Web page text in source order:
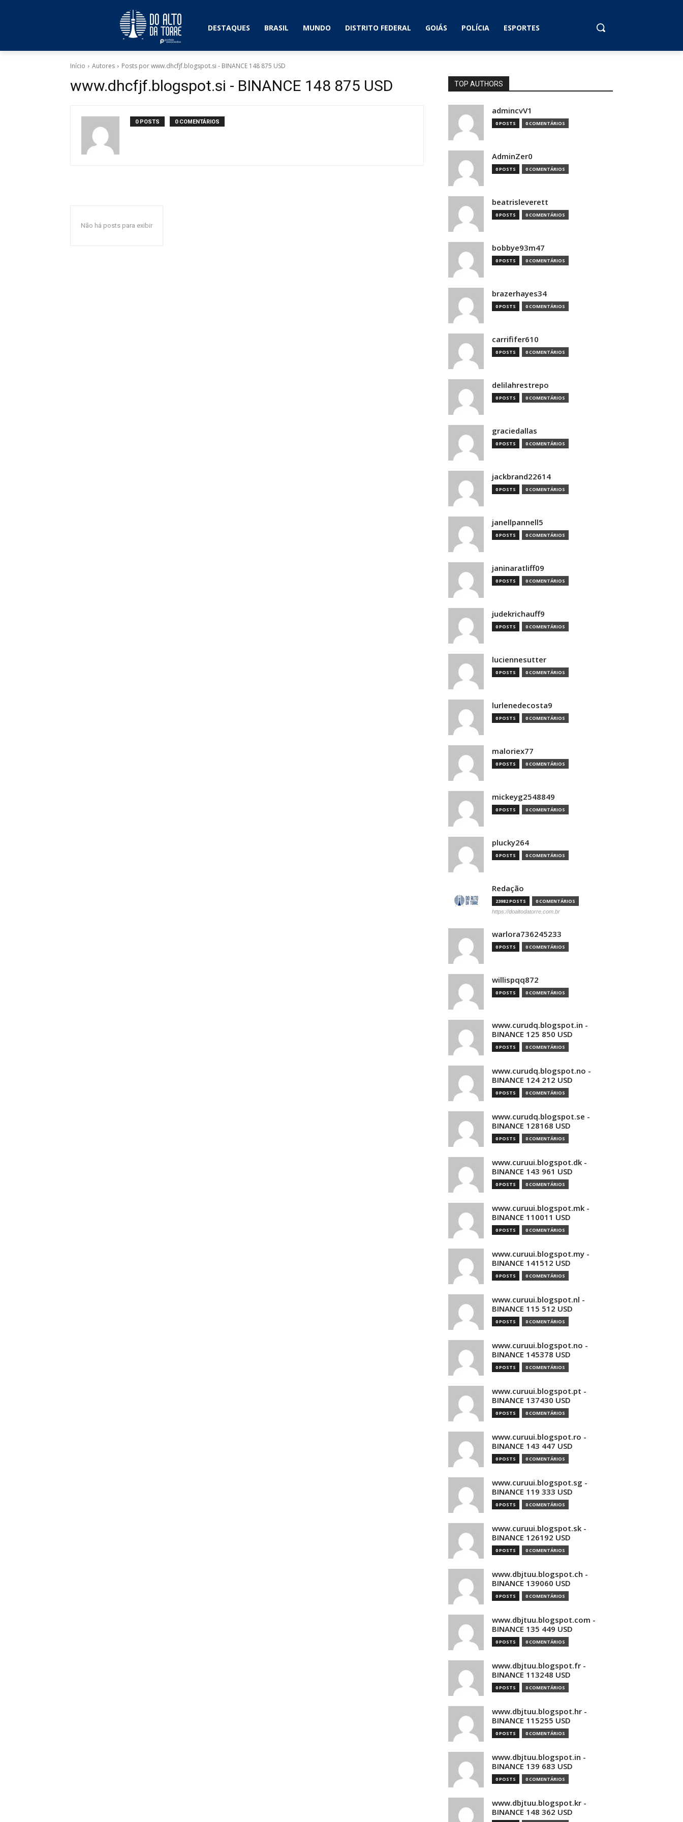
DESTAQUES BRASIL MUNDO DISTRITO FEDERAL GOIÁS POLÍCIA ESPORTES
Início Autores Posts por www.dhcfjf.blogspot.si - BINANCE 148 875 USD
www.dhcfjf.blogspot.si - BINANCE 148 875 USD
0 POSTS 0 COMENTÁRIOS
Não há posts para exibir
TOP AUTHORS
admincvV1
0 POSTS 0 COMENTÁRIOS
AdminZer0
0 POSTS 0 COMENTÁRIOS
beatrisleverett
0 POSTS 0 COMENTÁRIOS
bobbye93m47
0 POSTS 0 COMENTÁRIOS
brazerhayes34
0 POSTS 0 COMENTÁRIOS
carrififer610
0 POSTS 0 COMENTÁRIOS
delilahrestrepo
0 POSTS 0 COMENTÁRIOS
graciedallas
0 POSTS 0 COMENTÁRIOS
jackbrand22614
0 POSTS 0 COMENTÁRIOS
janellpannell5
0 POSTS 0 COMENTÁRIOS
janinaratliff09
0 POSTS 0 COMENTÁRIOS
judekrichauff9
0 POSTS 0 COMENTÁRIOS
luciennesutter
0 POSTS 0 COMENTÁRIOS
lurlenedecosta9
0 POSTS 0 COMENTÁRIOS
maloriex77
0 POSTS 0 COMENTÁRIOS
mickeyg2548849
0 POSTS 0 COMENTÁRIOS
plucky264
0 POSTS 0 COMENTÁRIOS
Redação
23982 POSTS 0 COMENTÁRIOS
https://doaltodatorre.com.br
warlora736245233
0 POSTS 0 COMENTÁRIOS
willispqq872
0 POSTS 0 COMENTÁRIOS
www.curudq.blogspot.in -
BINANCE 125 850 USD
0 POSTS 0 COMENTÁRIOS
www.curudq.blogspot.no -
BINANCE 124 212 USD
0 POSTS 0 COMENTÁRIOS
www.curudq.blogspot.se -
BINANCE 128168 USD
0 POSTS 0 COMENTÁRIOS
www.curuui.blogspot.dk -
BINANCE 143 961 USD
0 POSTS 0 COMENTÁRIOS
www.curuui.blogspot.mk -
BINANCE 110011 USD
0 POSTS 0 COMENTÁRIOS
www.curuui.blogspot.my -
BINANCE 141512 USD
0 POSTS 0 COMENTÁRIOS
www.curuui.blogspot.nl -
BINANCE 115 512 USD
0 POSTS 0 COMENTÁRIOS
www.curuui.blogspot.no -
BINANCE 145378 USD
0 POSTS 0 COMENTÁRIOS
www.curuui.blogspot.pt -
BINANCE 137430 USD
0 POSTS 0 COMENTÁRIOS
www.curuui.blogspot.ro -
BINANCE 143 447 USD
0 POSTS 0 COMENTÁRIOS
www.curuui.blogspot.sg -
BINANCE 119 333 USD
0 POSTS 0 COMENTÁRIOS
www.curuui.blogspot.sk -
BINANCE 126192 USD
0 POSTS 0 COMENTÁRIOS
www.dbjtuu.blogspot.ch -
BINANCE 139060 USD
0 POSTS 0 COMENTÁRIOS
www.dbjtuu.blogspot.com -
BINANCE 135 449 USD
0 POSTS 0 COMENTÁRIOS
www.dbjtuu.blogspot.fr -
BINANCE 113248 USD
0 POSTS 0 COMENTÁRIOS
www.dbjtuu.blogspot.hr -
BINANCE 115255 USD
0 POSTS 0 COMENTÁRIOS
www.dbjtuu.blogspot.in -
BINANCE 139 683 USD
0 POSTS 0 COMENTÁRIOS
www.dbjtuu.blogspot.kr -
BINANCE 148 362 USD